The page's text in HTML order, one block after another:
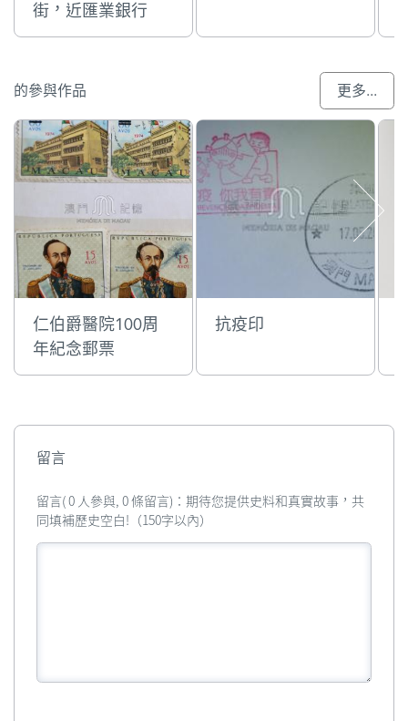
街，近匯業銀行
的參與作品 更多...
仁伯爵醫院100周
年紀念郵票
抗疫印
留言
留言( 0 人參與, 0 條留言)：期待您提供史料和真實故事，共
同填補歷史空白!（150字以內）